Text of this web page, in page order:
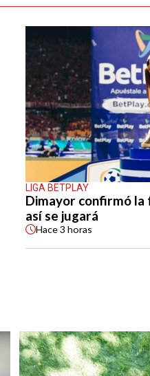
LIGA BETPLAY
Dimayor confirmó la
así se jugará
Hace3 horas